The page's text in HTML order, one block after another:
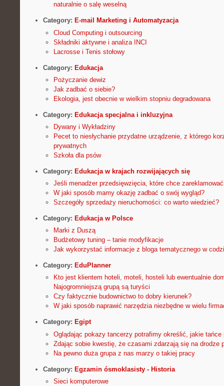
naturalnie o salę weselną
Category: E-mail Marketing i Automatyzacja
Cloud Computing i outsourcing
Składniki aktywne i analiza INCI
Lacrosse i Tenis stołowy
Category: Edukacja
Pożyczanie dewiz
Jak zadbać o siebie?
Ekologia, jest obecnie w wielkim stopniu degradowana
Category: Edukacja specjalna i inkluzyjna
Dywany i Wykładziny
Pecet to niesłychanie przydatne urządzenie, z którego
prywatnych
Szkoła dla psów
Category: Edukacja w krajach rozwijających się
Jeśli menadżer przedsięwzięcia, które chce
W jaki sposób mamy okazję zadbać o swój wygląd?
Szczegóły sprzedaży nieruchomości: co warto wiedzieć?
Category: Edukacja w Polsce
Marki z Duszą
Budżetowy tuning – tanie modyfikacje
Jak wykorzystać informacje z bloga tematycznego w
Category: EduPlanner
Kto jest klientem hoteli, moteli, hosteli lub ewentualnie
Najogromniejszą grupą są turyści
Czy faktycznie budownictwo to dobry kierunek?
W jaki sposób naprawić narzędzia niezbędne w wielu
Category: Egipt
Oglądając pokazy tancerzy potrafimy określić, jakie tańce
Zdając sobie kwestię, że czasami zdarzają się na drodze
Na pewno duża grupa z nas marzy o takiej pracy
Category: Egzamin ósmoklasisty - Historia
Sieci komputerowe